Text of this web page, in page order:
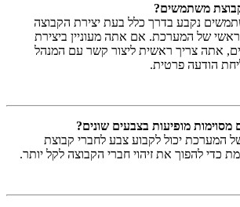
משתמשים?
נקבע בדרך כלל בעת יצירת הקבוצה
של המערכת. אם אתה מעוניין ביצירת
אתה צריך ראשית ליצור קשר עם המנהל
הודעה פרטית.
מופיעות בצבעים שונים?
המערכת יכול לקבוע צבע לחברי קבוצת
כדי להפוך את זיהוי חברי הקבוצה לקל יותר.